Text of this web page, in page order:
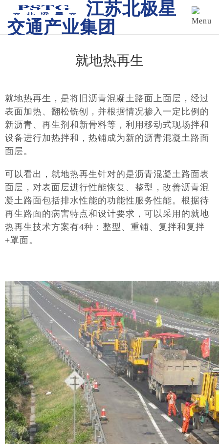
江苏北极星
交通产业集团
就地热再生
就地热再生，是将旧沥青混凝土路面上面层，经过
表面加热、翻松铣刨，并根据情况掺入一定比例的
新沥青、再生剂和新骨料等，利用移动式现场拌和
设备进行加热拌和，热铺成为新的沥青混凝土路面
面层。
可以看出，就地热再生针对的是沥青混凝土路面表
面层，对表面层进行性能恢复、整型，改善沥青混
凝土路面包括排水性能的功能性服务性能。根据待
再生路面的病害特点和设计要求，可以采用的就地
热再生技术方案有4种：整型、重铺、复拌和复拌
+罩面。